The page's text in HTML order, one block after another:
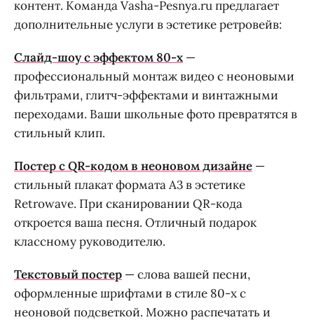
контент. Команда Vasha-Pesnya.ru предлагает
дополнительные услуги в эстетике ретровейв:
Слайд-шоу с эффектом 80-х —
профессиональный монтаж видео с неоновыми
фильтрами, глитч-эффектами и винтажными
переходами. Ваши школьные фото превратятся в
стильный клип.
Постер с QR-кодом в неоновом дизайне —
стильный плакат формата А3 в эстетике
Retrowave. При сканировании QR-кода
откроется ваша песня. Отличный подарок
классному руководителю.
Текстовый постер — слова вашей песни,
оформленные шрифтами в стиле 80-х с
неоновой подсветкой. Можно распечатать и